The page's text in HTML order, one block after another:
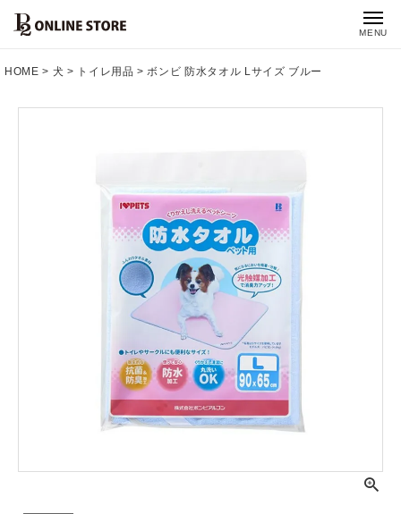
MENU
HOME 犬 トイレ用品 ボンビ 防水タオル Lサイズ ブルー